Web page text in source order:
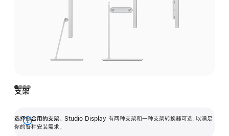
支架
选择你合用的支架。 Studio Display 有两种支架和一种支架转换器可选，以满足
你的各种安装需求。
展